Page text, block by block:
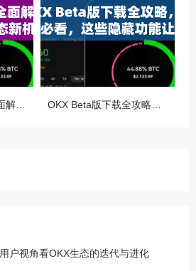
户视角看OKX生态的迭代与进化